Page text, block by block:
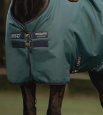
SWEDGUARD
Elrepsgrind PRO
249 kr